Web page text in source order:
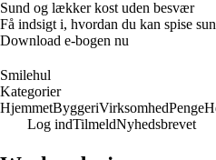
Sund og lækker kost uden besvær
Få indsigt i, hvordan du kan spise
Download e-bogen nu
Smilehul
Kategorier
HjemmetByggeriVirksomhedPenge
Log indTilmeldNyhedsbrevet